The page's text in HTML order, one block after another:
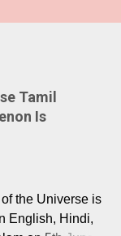
Tamil
Is
the Universe is
English, Hindi,